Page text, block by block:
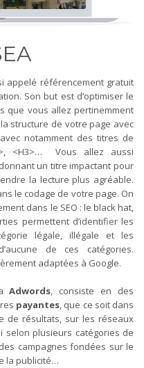
appelé référencement gratuit
Son but est d’optimiser le
que vous allez pertinemment
structure de votre page avec
notamment des titres de
<H3>… Vous allez aussi
un titre impactant pour
la lecture plus agréable.
le codage de votre page. On
dans le SEO : le black hat,
permettent d’identifier les
légale, illégale et les
de ces catégories.
adaptées à Google.
Adwords, consiste en des
payantes, que ce soit dans
de résultats, sur les réseaux
selon plusieurs catégories de
campagnes fondées sur le
la publicité…